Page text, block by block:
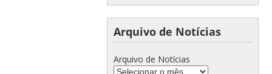
Arquivo de Notícias
Arquivo de Notícias